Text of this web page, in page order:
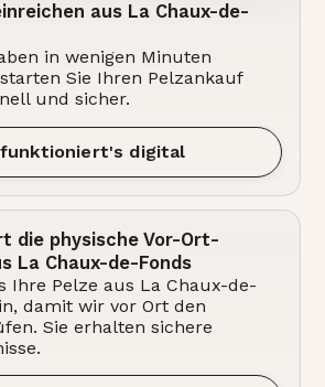
aus La Chaux-de-
in wenigen Minuten
Sie Ihren Pelzankauf
und sicher.
digital
die physische Vor-Ort-
La Chaux-de-Fonds
Ihre Pelze aus La Chaux-de-
damit wir vor Ort den
Sie erhalten sichere